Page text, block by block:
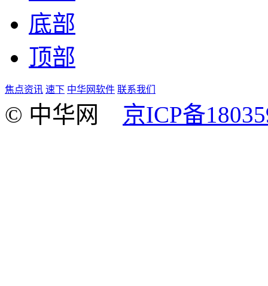
底部
顶部
焦点资讯 速下 中华网软件 联系我们
© 中华网 京ICP备